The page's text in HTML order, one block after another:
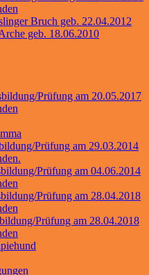
Bruch geb. 22.04.2012
geb. 18.06.2010
Prüfung am 20.05.2017
Prüfung am 29.03.2014
Prüfung am 04.06.2014
Prüfung am 28.04.2018
Prüfung am 28.04.2018